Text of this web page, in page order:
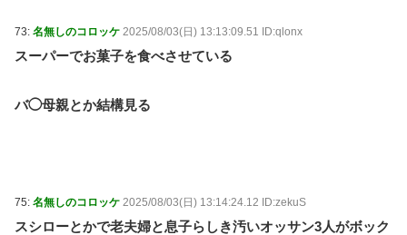
73: 名無しのコロッケ 2025/08/03(日) 13:13:09.51 ID:qlonx
スーパーでお菓子を食べさせている
バ◯母親とか結構見る
75: 名無しのコロッケ 2025/08/03(日) 13:14:24.12 ID:zekuS
スシローとかで老夫婦と息子らしき汚いオッサン3人がボック